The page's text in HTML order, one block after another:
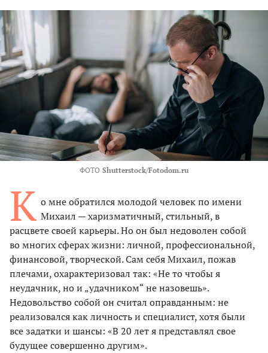
ФОТО Shutterstock/Fotodom.ru
К о мне обратился молодой человек по имени
Михаил — харизматичный, стильный, в
расцвете своей карьеры. Но он был недоволен собой
во многих сферах жизни: личной, профессиональной,
финансовой, творческой. Сам себя Михаил, пожав
плечами, охарактеризовал так: «Не то чтобы я
неудачник, но и „удачником“ не назовешь».
Недовольство собой он считал оправданным: не
реализовался как личность и специалист, хотя были
все задатки и шансы: «В 20 лет я представлял свое
будущее совершенно другим».